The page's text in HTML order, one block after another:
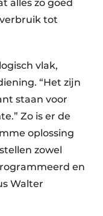
alles zo goed
tot
vlak,
“Het zijn
staan voor
Zo is er de
oplossing
zowel
en
Walter